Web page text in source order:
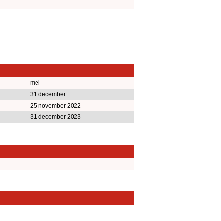
mei
31 december
25 november 2022
31 december 2023